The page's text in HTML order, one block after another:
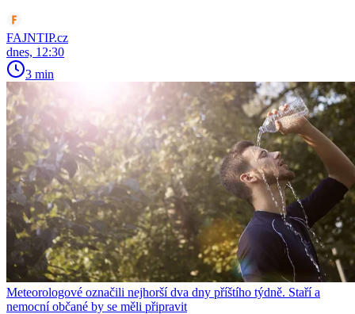
FAJNTIP.cz
dnes, 12:30
3 min
Meteorologové označili nejhorší dva dny příštího týdně. Staří a
nemocní občané by se měli připravit